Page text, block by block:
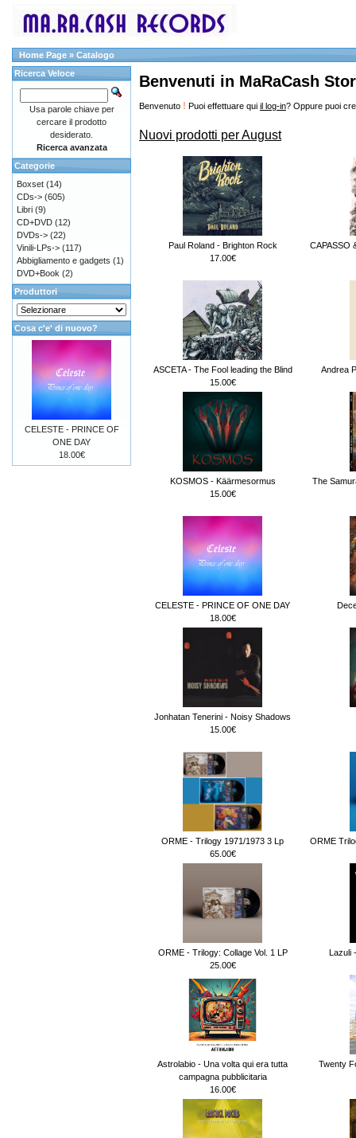
Home Page » Catalogo
Benvenuti in MaRaCash
Benvenuto ! Puoi effettuare qui il log-in? Oppure puoi
Nuovi prodotti per August
Paul Roland - Brighton Rock
17.00€
CAPASSO
ASCETA - The Fool leading the Blind
15.00€
Andrea
KOSMOS - Käärmesormus
15.00€
The
CELESTE - PRINCE OF ONE DAY
18.00€
Jonhatan Tenerini - Noisy Shadows
15.00€
ORME - Trilogy 1971/1973 3 Lp
65.00€
ORME
ORME - Trilogy: Collage Vol. 1 LP
25.00€
Lazuli
Astrolabio - Una volta qui era tutta
campagna pubblicitaria
16.00€
Twenty
Ricerca Veloce
Usa parole chiave per
cercare il prodotto
desiderato.
Ricerca avanzata
Categorie
Boxset (14)
CDs-> (605)
Libri (9)
CD+DVD (12)
DVDs-> (22)
Vinili-LPs-> (117)
Abbigliamento e gadgets (1)
DVD+Book (2)
Produttori
Cosa c'e' di nuovo?
CELESTE - PRINCE OF
ONE DAY
18.00€